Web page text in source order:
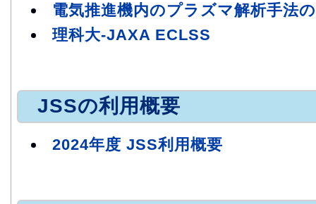
電気推進機内のプラズマ解析手法
理科大-JAXA ECLSS
JSSの利用概要
2024年度 JSS利用概要